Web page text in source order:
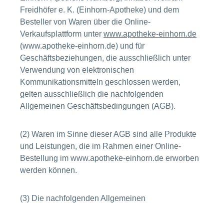
Freidhöfer e. K. (Einhorn-Apotheke) und dem
Besteller von Waren über die Online-
Verkaufsplattform unter www.apotheke-einhorn.de
(www.apotheke-einhorn.de) und für
Geschäftsbeziehungen, die ausschließlich unter
Verwendung von elektronischen
Kommunikationsmitteln geschlossen werden,
gelten ausschließlich die nachfolgenden
Allgemeinen Geschäftsbedingungen (AGB).
(2) Waren im Sinne dieser AGB sind alle Produkte
und Leistungen, die im Rahmen einer Online-
Bestellung im www.apotheke-einhorn.de erworben
werden können.
(3) Die nachfolgenden Allgemeinen